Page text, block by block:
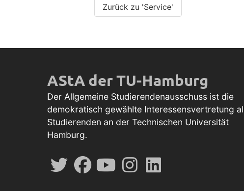
Zurück zu 'Service'
AStA der TU-Hamburg
Der Allgemeine Studierendenausschuss ist die
demokratisch gewählte Interessensvertretung
Studierenden an der Technischen Universität
Hamburg.